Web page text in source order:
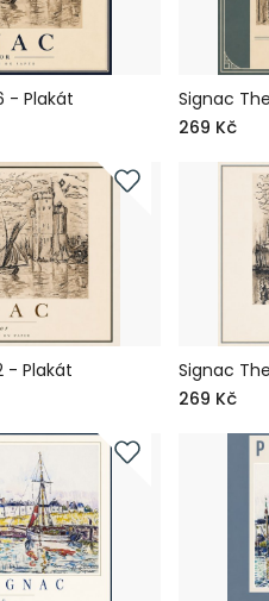
- Plakát
Signac
269 Kč
- Plakát
Signac
269 Kč